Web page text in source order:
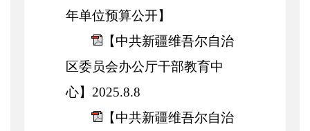
年单位预算公开】
【中共新疆维吾尔自治
区委员会办公厅干部教育中
心】2025.8.8
【中共新疆维吾尔自治